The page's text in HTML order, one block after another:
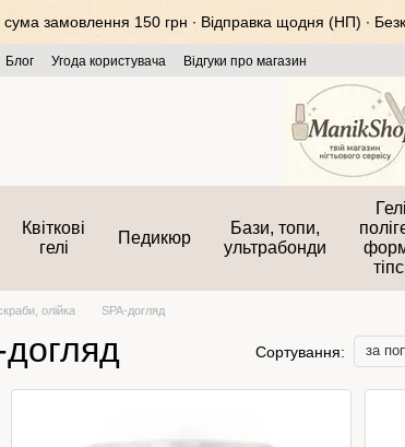
сума замовлення 150 грн ∙ Відправка щодня (НП) ∙
Блог Угода користувача Відгуки про магазин
Квіткові
гелі
Педикюр
Бази, топи,
ультрабонди
олійка SPA-догляд
Сортування: за